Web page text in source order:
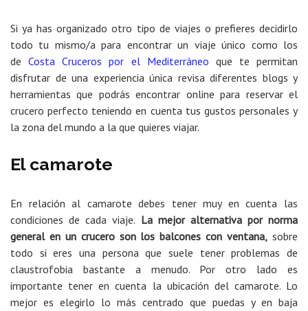
Si ya has organizado otro tipo de viajes o prefieres decidirlo
todo tu mismo/a para encontrar un viaje único como los
deCosta Cruceros por el Mediterráneo que te permitan
disfrutar de una experiencia única revisa diferentes blogs y
herramientas que podrás encontrar online para reservar el
crucero perfecto teniendo en cuenta tus gustos personales y
la zona del mundo a la que quieres viajar.
El camarote
En relación al camarote debes tener muy en cuenta las
condiciones de cada viaje. La mejor alternativa por norma
general en un crucero son los balcones con ventana, sobre
todo si eres una persona que suele tener problemas de
claustrofobia bastante a menudo. Por otro lado es
importante tener en cuenta la ubicación del camarote. Lo
mejor es elegirlo lo más centrado que puedas y en baja